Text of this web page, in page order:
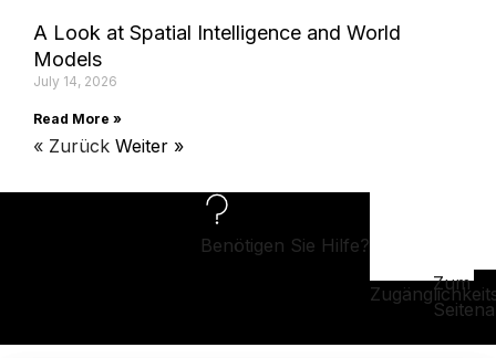
A Look at Spatial Intelligence and World
Models
July 14, 2026
Read More »
« Zurück Weiter »
Benötigen Sie Hilfe?
Zum